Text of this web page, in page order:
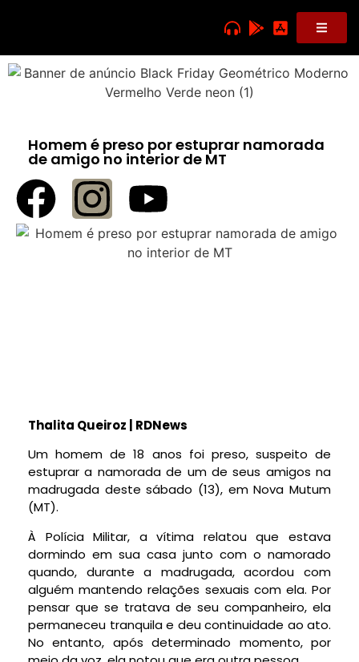
Homem é preso por estuprar namorada
de amigo no interior de MT
Thalita Queiroz | RDNews
Um homem de 18 anos foi preso, suspeito de
estuprar a namorada de um de seus amigos na
madrugada deste sábado (13), em Nova Mutum
(MT).
À Polícia Militar, a vítima relatou que estava
dormindo em sua casa junto com o namorado
quando, durante a madrugada, acordou com
alguém mantendo relações sexuais com ela. Por
pensar que se tratava de seu companheiro, ela
permaneceu tranquila e deu continuidade ao ato.
No entanto, após determinado momento, por